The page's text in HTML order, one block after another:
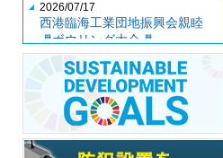
2026/07/17
西港臨海工業団地振興会親睦
🎳ボウリング大会🎳
2026/07/04
第３５期社員総会
2026/06/26
auショップ到津より7月店休日
のお知らせ📢